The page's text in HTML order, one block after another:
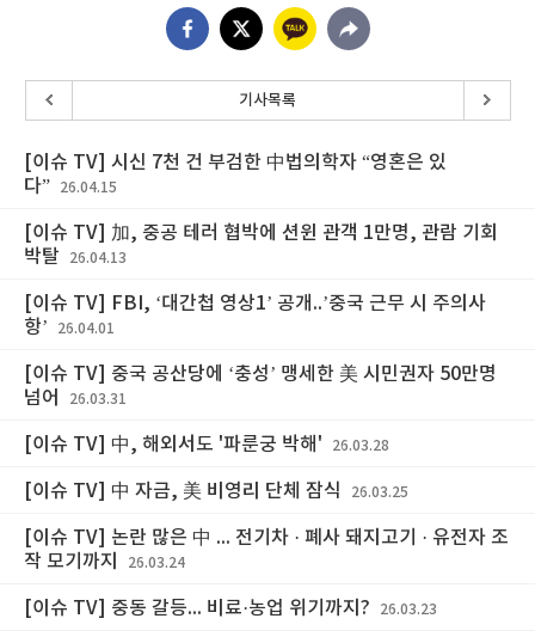
기사목록
[이슈 TV] 시신 7천 건 부검한 中법의학자 “영혼은 있
다”
26.04.15
[이슈 TV] 加, 중공 테러 협박에 션윈 관객 1만명, 관람 기회
박탈
26.04.13
[이슈 TV] FBI, ‘대간첩 영상1’ 공개..’중국 근무 시 주의사
항’
26.04.01
[이슈 TV] 중국 공산당에 ‘충성’ 맹세한 美 시민권자 50만명
넘어
26.03.31
[이슈 TV] 中, 해외서도 '파룬궁 박해' 26.03.28
[이슈 TV] 中 자금, 美 비영리 단체 잠식 26.03.25
[이슈 TV] 논란 많은 中 ... 전기차 · 폐사 돼지고기 · 유전자 조
작 모기까지
26.03.24
[이슈 TV] 중동 갈등... 비료·농업 위기까지? 26.03.23